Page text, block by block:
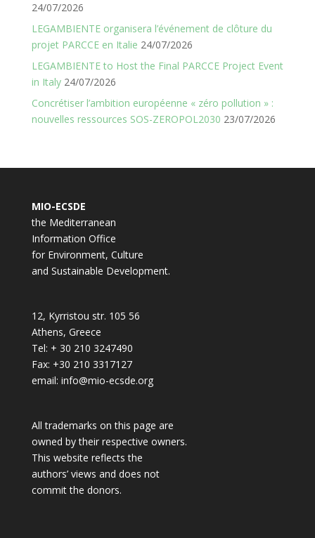
24/07/2026
LEGAMBIENTE organisera l’événement de clôture du
projet PARCCE en Italie 24/07/2026
LEGAMBIENTE to Host the Final PARCCE Project Event
in Italy 24/07/2026
Concrétiser l’ambition européenne « zéro pollution » :
nouvelles ressources SOS-ZEROPOL2030 23/07/2026
MIO-ECSDE
the Mediterranean
Information Office
for Environment, Culture
and Sustainable Development.
12, Kyrristou str. 105 56
Athens, Greece
Tel: + 30 210 3247490
Fax: +30 210 3317127
email: info@mio-ecsde.org
All trademarks on this page are
owned by their respective owners.
This website reflects the
authors’ views and does not
commit the donors.